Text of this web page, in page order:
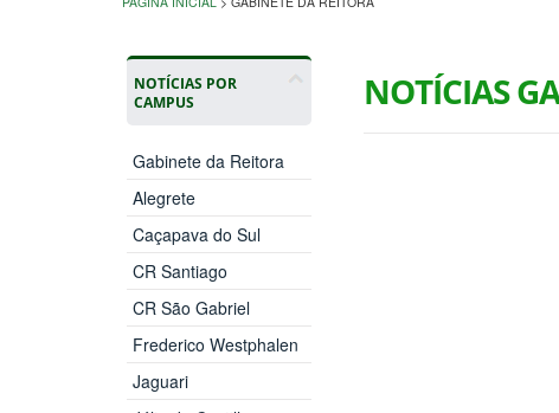
NOTÍCIAS POR
CAMPUS
Gabinete da Reitora
Alegrete
Caçapava do Sul
CR Santiago
CR São Gabriel
Frederico Westphalen
Jaguari
NOTÍCIAS